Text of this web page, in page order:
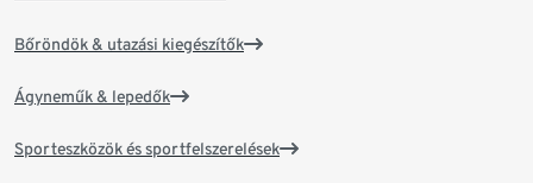
Bőröndök & utazási kiegészítők
Ágyneműk & lepedők
Sporteszközök és sportfelszerelések